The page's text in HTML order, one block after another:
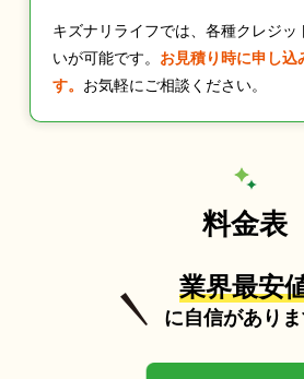
キズナリライフでは、各種クレジッ
いが可能です。 お見積り時に申し込
す。 お気軽にご相談ください。
料金表
業界最安
に自信があり